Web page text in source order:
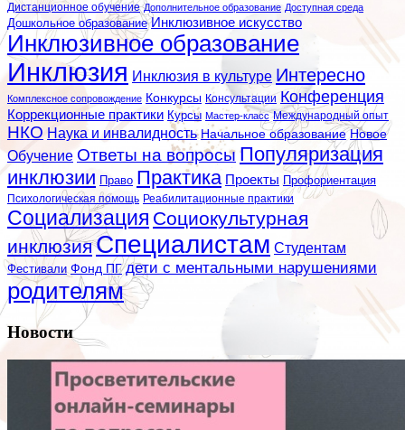
Дистанционное обучение Дополнительное образование Доступная среда
Дошкольное образование Инклюзивное искусство
Инклюзивное образование
Инклюзия Инклюзия в культуре Интересно
Комплексное сопровождение Конкурсы Консультации Конференция
Коррекционные практики Курсы Мастер-класс Международный опыт
НКО Наука и инвалидность Начальное образование Новое
Обучение Ответы на вопросы Популяризация
инклюзии
Право Практика Проекты Профориентация
Психологическая помощь Реабилитационные практики
Социализация Социокультурная
инклюзияСпециалистам Студентам
Фестивали Фонд ПГ дети с ментальными нарушениями
родителям
Новости